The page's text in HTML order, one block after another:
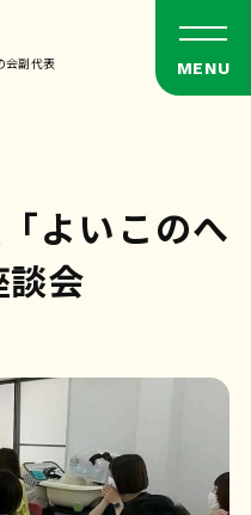
会副代表
よいこのへ
会